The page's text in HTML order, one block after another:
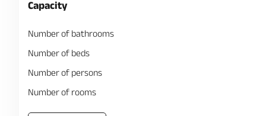
Capacity
Number of bathrooms
Number of beds
Number of persons
Number of rooms